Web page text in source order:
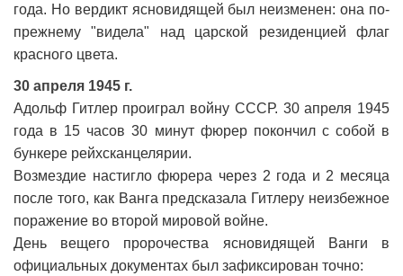
года. Но вердикт ясновидящей был неизменен: она по-
прежнему "видела" над царской резиденцией флаг
красного цвета.
30 апреля 1945 г.
Адольф Гитлер проиграл войну СССР. 30 апреля 1945
года в 15 часов 30 минут фюрер покончил с собой в
бункере рейхсканцелярии.
Возмездие настигло фюрера через 2 года и 2 месяца
после того, как Ванга предсказала Гитлеру неизбежное
поражение во второй мировой войне.
День вещего пророчества ясновидящей Ванги в
официальных документах был зафиксирован точно: